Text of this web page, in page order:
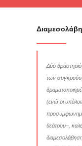
Δύο
των
(ενώ οι
θεάτρου–,